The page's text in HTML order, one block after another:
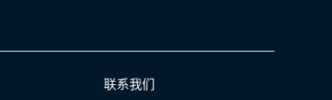
联系我们